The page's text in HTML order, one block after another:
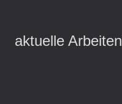
aktuelle Arbeiten